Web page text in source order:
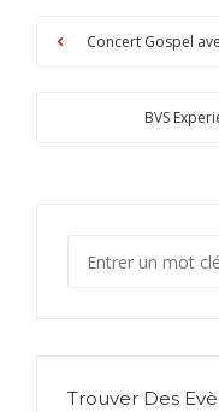
Concert Gospel
BVS
Trouver Des